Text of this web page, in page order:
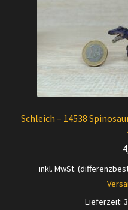
Schleich – 14538
inkl. MwSt.
Lieferzeit: